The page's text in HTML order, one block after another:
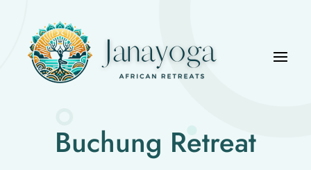
Buchung Retreat